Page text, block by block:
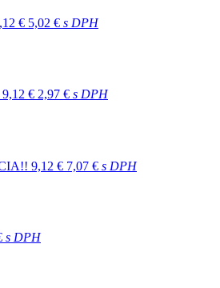
€ 5,02 € s DPH
9,12 € 2,97 € s DPH
9,12 € 7,07 € s DPH
s DPH